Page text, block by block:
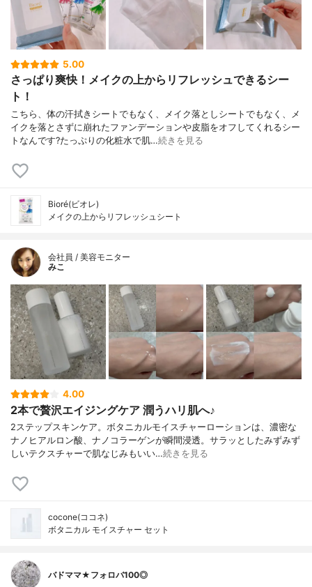
5.00
さっぱり爽快！メイクの上からリフレッシュできるシー
ト！
こちら、体の汗拭きシートでもなく、メイク落としシートでもなく、メ
イクを落とさずに崩れたファンデーションや皮脂をオフしてくれるシー
トなんです?たっぷりの化粧水で肌…続きを見る
Bioré(ビオレ)
メイクの上からリフレッシュシート
会社員 / 美容モニター
みこ
4.00
2本で贅沢エイジングケア 潤うハリ肌へ♪
2ステップスキンケア。ボタニカルモイスチャーローションは、濃密な
ナノヒアルロン酸、ナノコラーゲンが瞬間浸透。サラッとしたみずみず
しいテクスチャーで肌なじみもいい…続きを見る
cocone(ココネ)
ボタニカル モイスチャー セット
バドママ★フォロバ100◎